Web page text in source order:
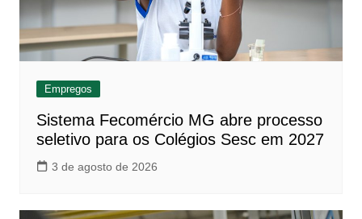
Empregos
Sistema Fecomércio MG abre processo
seletivo para os Colégios Sesc em 2027
3 de agosto de 2026